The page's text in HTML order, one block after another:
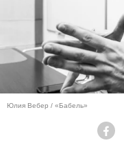
Юлия Вебер / «Бабель»